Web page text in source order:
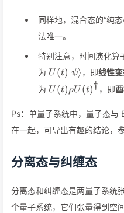
同样地，混合态的“纯
法唯一。
特别注意，时间演化算
为 U (t) ψ⟩ ，即线性
为 U(t)\rho
U(t)^\dagger
U (t)ρU (t)† ，即
Ps：单量子系统中，量子态与
在一起，可导出有趣的结论，
分离态与纠缠态
分离态和纠缠态是两量子系统
个量子系统，它们张量得到空